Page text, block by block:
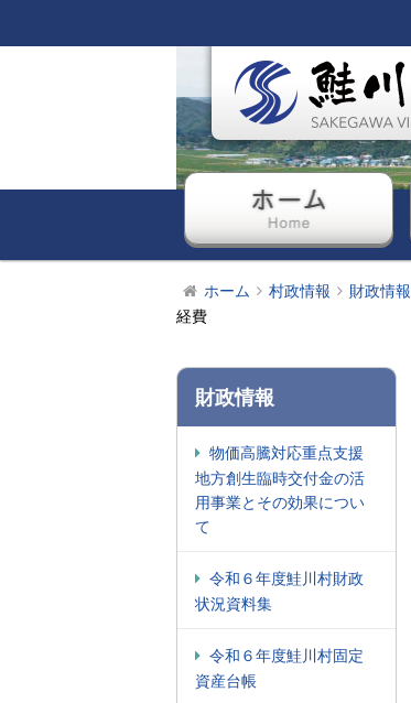
ホーム
ホーム 村政情報 財政情報
経費
財政情報
物価高騰対応重点支援
地方創生臨時交付金の活
用事業とその効果につい
て
令和６年度鮭川村財政
状況資料集
令和６年度鮭川村固定
資産台帳